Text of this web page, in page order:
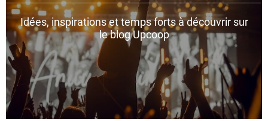
Idées, inspirations et temps forts à découvrir sur
le blog Upcoop